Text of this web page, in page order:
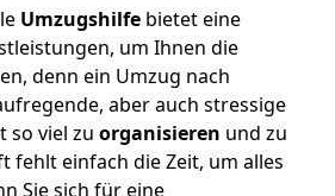
Umzugshilfe bietet eine
um Ihnen die
denn ein Umzug nach
aber auch stressige
so viel zu organisieren und zu
fehlt einfach die Zeit, um alles
Sie sich für eine